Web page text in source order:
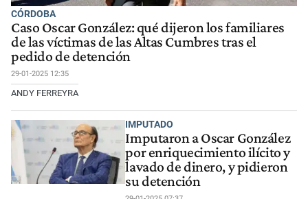
CÓRDOBA
Caso Oscar González: qué dijeron los familiares
de las víctimas de las Altas Cumbres tras el
pedido de detención
29-01-2025 12:35
ANDY FERREYRA
IMPUTADO
Imputaron a Oscar González
por enriquecimiento ilícito y
lavado de dinero, y pidieron
su detención